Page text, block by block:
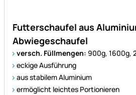
Futterschaufel aus
Abwiegeschaufel
versch. Füllmengen: 900g, 1600g,
eckige Ausführung
aus stabilem Aluminium
ermöglicht leichtes Portionieren